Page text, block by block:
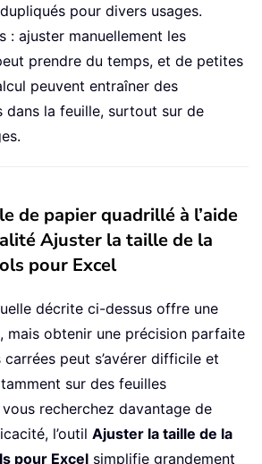
pour divers usages.
: ajuster manuellement les
prendre du temps, et de petites
peuvent entraîner des
dans la feuille, surtout sur de
de papier quadrillé à l’aide
Ajuster la taille de la
pour Excel
décrite ci-dessus offre une
mais obtenir une précision parfaite
peut s’avérer difficile et
sur des feuilles
recherchez davantage de
l’outil Ajuster la taille de la
pour Excel simplifie grandement